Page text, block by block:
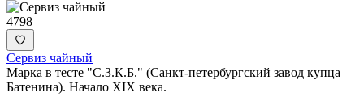
4798
Сервиз чайный
Марка в тесте "С.З.К.Б." (Санкт-петербургский завод купца
Батенина). Начало XIX века.